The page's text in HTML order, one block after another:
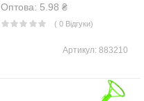
Оптова: 5.98 ₴
( 0 Відгуки)
Артикул: 883210